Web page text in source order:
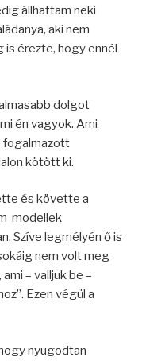
állhattam neki
aki nem
érezte, hogy ennél
dolgot
én vagyok. Ami
fogalmazott
kötött ki.
és követte a
modellek
Szíve legmélyén ő is
nem volt meg
– valljuk be –
Ezen végül a
nyugodtan